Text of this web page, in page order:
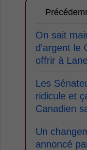
On sait
d'argent le
offrir à
Les
ridicule et
Canadien
Un
annoncé